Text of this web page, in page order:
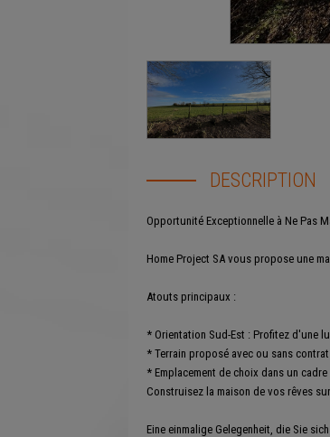
DESCRIPTION
Opportunité Exceptionnelle à Ne Pas
Home Project SA vous propose une
Atouts principaux :
* Orientation Sud-Est : Profitez d'une
* Terrain proposé avec ou sans
* Emplacement de choix dans un
Construisez la maison de vos rêves
Eine einmalige Gelegenheit, die Sie